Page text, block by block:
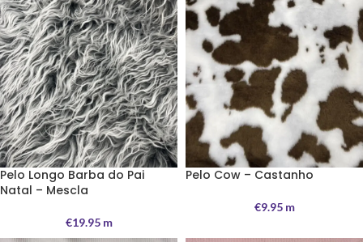
Pelo Longo Barba do Pai
Natal – Mescla
€19.95m
Pelo Cow – Castanho
€9.95m